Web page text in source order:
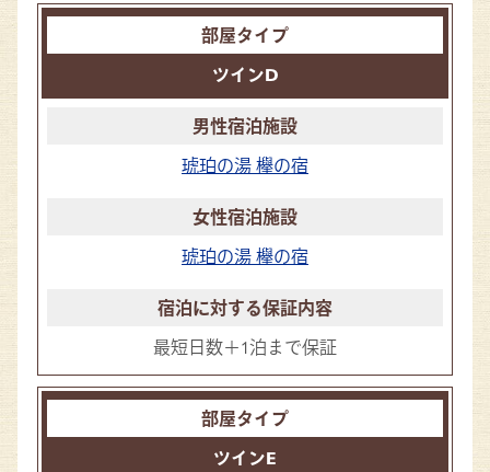
ツインD
琥珀の湯 欅の宿
琥珀の湯 欅の宿
最短日数＋1泊まで保証
ツインE